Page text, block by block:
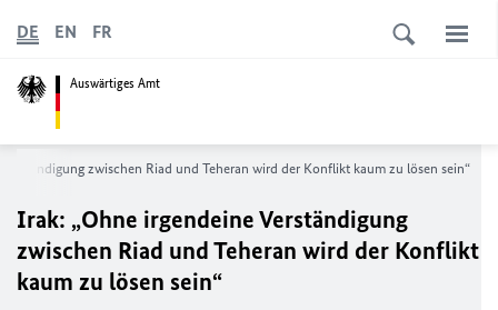
Auswärtiges Amt
DE EN FR
zwischen Riad und Teheran wird der Konflikt kaum zu lösen sein“
Irak: „Ohne irgendeine Verständigung
zwischen Riad und Teheran wird der Konflikt
kaum zu lösen sein“